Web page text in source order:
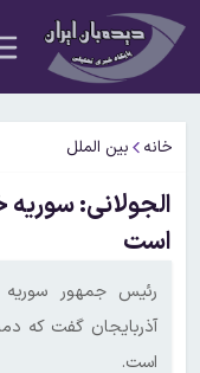
خانه بین الملل
الجولانی: سوریه
است
رئیس جمهور
آذربایجان گفت که
است.